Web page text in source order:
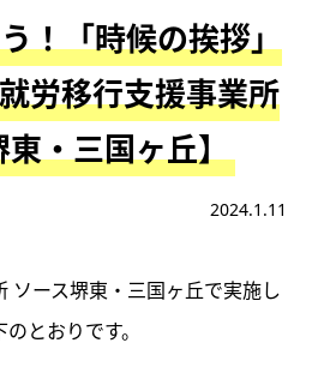
！「時候の挨拶」
労移行支援事業所
東・三国ヶ丘】
2024.1.11
ソース堺東・三国ヶ丘で実施し
とおりです。